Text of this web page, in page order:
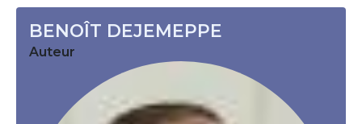
BENOÎT DEJEMEPPE
Auteur